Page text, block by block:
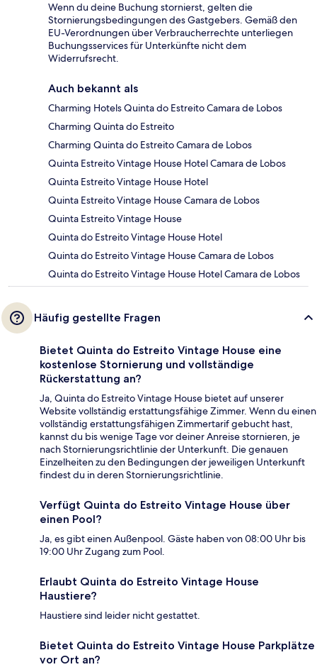
Wenn du deine Buchung stornierst, gelten die
Stornierungsbedingungen des Gastgebers. Gemäß den
EU-Verordnungen über Verbraucherrechte unterliegen
Buchungsservices für Unterkünfte nicht dem
Widerrufsrecht.
Auch bekannt als
Charming Hotels Quinta do Estreito Camara de Lobos
Charming Quinta do Estreito
Charming Quinta do Estreito Camara de Lobos
Quinta Estreito Vintage House Hotel Camara de Lobos
Quinta Estreito Vintage House Hotel
Quinta Estreito Vintage House Camara de Lobos
Quinta Estreito Vintage House
Quinta do Estreito Vintage House Hotel
Quinta do Estreito Vintage House Camara de Lobos
Quinta do Estreito Vintage House Hotel Camara de Lobos
Häufig gestellte Fragen
Bietet Quinta do Estreito Vintage House eine
kostenlose Stornierung und vollständige
Rückerstattung an?
Ja, Quinta do Estreito Vintage House bietet auf unserer
Website vollständig erstattungsfähige Zimmer. Wenn du einen
vollständig erstattungsfähigen Zimmertarif gebucht hast,
kannst du bis wenige Tage vor deiner Anreise stornieren, je
nach Stornierungsrichtlinie der Unterkunft. Die genauen
Einzelheiten zu den Bedingungen der jeweiligen Unterkunft
findest du in deren Stornierungsrichtlinie.
Verfügt Quinta do Estreito Vintage House über
einen Pool?
Ja, es gibt einen Außenpool. Gäste haben von 08:00 Uhr bis
19:00 Uhr Zugang zum Pool.
Erlaubt Quinta do Estreito Vintage House
Haustiere?
Haustiere sind leider nicht gestattet.
Bietet Quinta do Estreito Vintage House Parkplätze
vor Ort an?